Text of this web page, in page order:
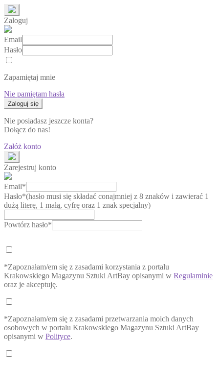
Zaloguj
Email
Hasło
Zapamiętaj mnie
Nie pamiętam hasła
Nie posiadasz jeszcze konta?
Dołącz do nas!
Załóż konto
Zarejestruj konto
Email*
Hasło*(hasło musi się składać conajmniej z 8 znaków i zawierać 1
dużą literę, 1 małą, cyfrę oraz 1 znak specjalny)
Powtórz hasło*
*Zapoznałam/em się z zasadami korzystania z portalu
Krakowskiego Magazynu Sztuki ArtBay opisanymi w Regulaminie
oraz je akceptuję.
*Zapoznałam/em się z zasadami przetwarzania moich danych
osobowych w portalu Krakowskiego Magazynu Sztuki ArtBay
opisanymi w Polityce.